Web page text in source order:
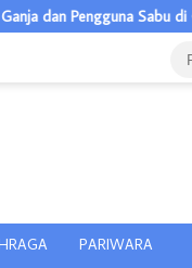
Sabu di Gang Cirit
PARIWARA